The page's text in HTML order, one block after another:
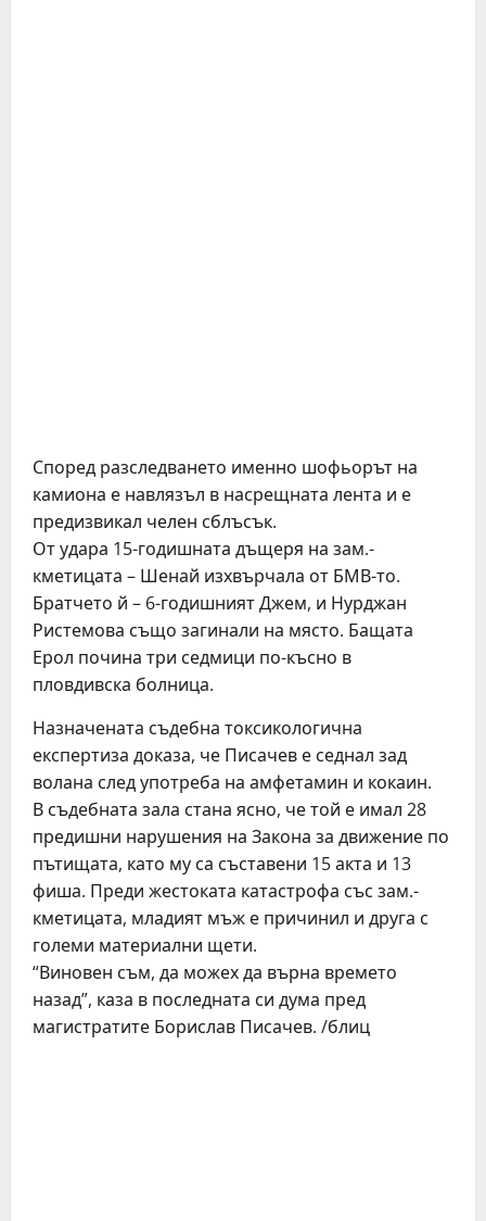
Според разследването именно шофьорът на
камиона е навлязъл в насрещната лента и е
предизвикал челен сблъсък.
От удара 15-годишната дъщеря на зам.-
кметицата – Шенай изхвърчала от БМВ-то.
Братчето й – 6-годишният Джем, и Нурджан
Ристемова също загинали на място. Бащата
Ерол почина три седмици по-късно в
пловдивска болница.
Назначената съдебна токсикологична
експертиза доказа, че Писачев е седнал зад
волана след употреба на амфетамин и кокаин.
В съдебната зала стана ясно, че той е имал 28
предишни нарушения на Закона за движение по
пътищата, като му са съставени 15 акта и 13
фиша. Преди жестоката катастрофа със зам.-
кметицата, младият мъж е причинил и друга с
големи материални щети.
“Виновен съм, да можех да върна времето
назад”, каза в последната си дума пред
магистратите Борислав Писачев. /блиц